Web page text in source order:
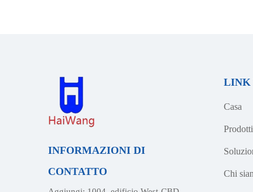
INFORMAZIONI DI
CONTATTO
LINK
Casa
Prodotti
Chi